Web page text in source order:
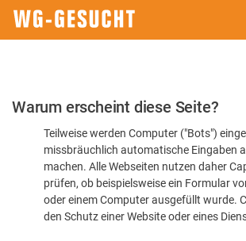
Bitte
dass
Warum erscheint diese Seite?
Teilweise werden Computer ("Bots")
missbräuchlich automatische Eingaben
machen. Alle Webseiten nutzen daher
prüfen, ob beispielsweise ein Formular
oder einem Computer ausgefüllt wurde.
den Schutz einer Website oder eines